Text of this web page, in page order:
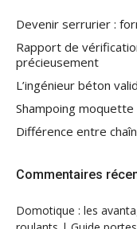
Devenir serrurier :
Rapport de
précieusement
L’ingénieur béton
Shampoing
Différence entre
Commentaires
Domotique : les